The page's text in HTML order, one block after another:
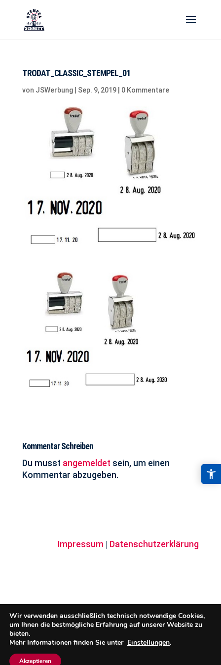
TRODAT_CLASSIC_STEMPEL_01
von JSWerbung| Sep. 9, 2019| 0 Kommentare
Kommentar Schreiben
Du musst angemeldet sein, um einen
Kommentar abzugeben.
Impressum
Datenschutzerklärung
Wir verwenden ausschließlich technisch notwendige Cookies,
um Ihnen die bestmögliche Erfahrung auf unserer Website zu
bieten.
Mehr Informationen finden Sie unter Einstellungen.
Akzeptieren